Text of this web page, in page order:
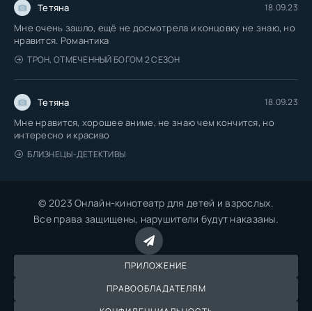
Тетяна 18.09.23
Мне очень зашло, ещё не досмотрела и концовку не знаю, но
нравится. Романтика
ТРОН, ОТМЕЧЕННЫЙ БОГОМ 2 СЕЗОН
Тетяна 18.09.23
Мне нравится, хорошее аниме, не знаю чем кончится, но
интересно и красиво
БЛИЗНЕЦЫ-ДЕТЕКТИВЫ
© 2023 Онлайн-кинотеатр для детей и взрослых.
Все права защищены, нарушители будут наказаны.
ПРИЛОЖЕНИЕ
ПРАВООБЛАДАТЕЛЯМ